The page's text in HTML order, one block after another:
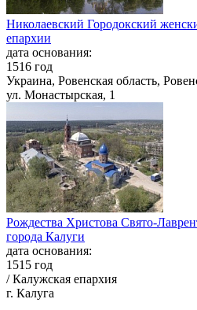
Николаевский Городокский
епархии
дата основания:
1516 год
Украина, Ровенская область,
ул. Монастырская, 1
Рождества Христова Свято-
города Калуги
дата основания:
1515 год
/ Калужская епархия
г. Калуга